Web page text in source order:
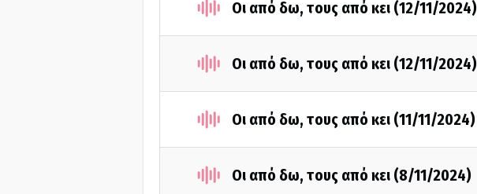
Οι από δω, τους από κει (12/11/2024)
Οι από δω, τους από κει (12/11/2024)
Οι από δω, τους από κει (11/11/2024)
Οι από δω, τους από κει (8/11/2024)